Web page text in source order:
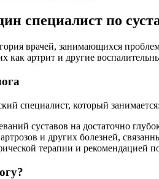
специалист по
врачей, занимающихся
как артрит и другие
специалист, который занимается:
суставов на достаточно
и других болезней,
терапии и рекомендацией